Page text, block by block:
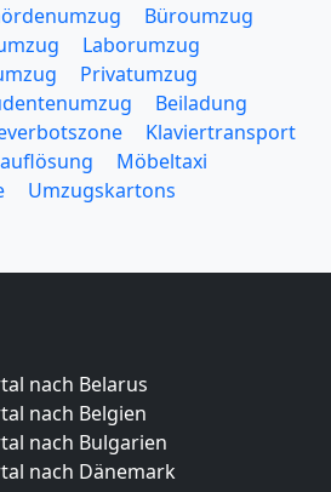
Büroumzug
Laborumzug
Privatumzug
Beiladung
Klaviertransport
Möbeltaxi
Umzugskartons
nach Belarus
nach Belgien
nach Bulgarien
nach Dänemark